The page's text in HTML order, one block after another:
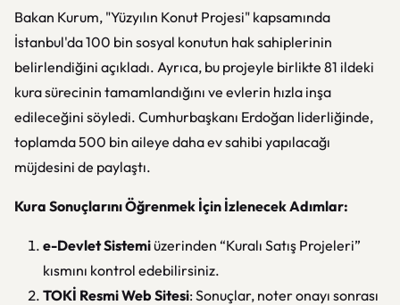
Bakan Kurum, "Yüzyılın Konut Projesi" kapsamında
İstanbul'da 100 bin sosyal konutun hak sahiplerinin
belirlendiğini açıkladı. Ayrıca, bu projeyle birlikte 81 ildeki
kura sürecinin tamamlandığını ve evlerin hızla inşa
edileceğini söyledi. Cumhurbaşkanı Erdoğan liderliğinde,
toplamda 500 bin aileye daha ev sahibi yapılacağı
müjdesini de paylaştı.
Kura Sonuçlarını Öğrenmek İçin İzlenecek Adımlar:
e-Devlet Sistemiüzerinden “Kuralı Satış Projeleri”
kısmını kontrol edebilirsiniz.
TOKİ Resmi Web Sitesi: Sonuçlar, noter onayı sonrası